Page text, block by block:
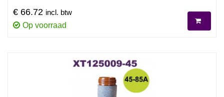
€ 66.72 incl. btw
Op voorraad